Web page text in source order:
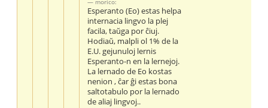
morico:
Esperanto (Eo) estas helpa
internacia lingvo la plej
facila, taŭga por ĉiuj.
Hodiaŭ, malpli ol 1% de la
E.U. gejunuloj lernis
Esperanto-n en la lernejoj.
La lernado de Eo kostas
nenion , ĉar ĝi estas bona
saltotabulo por la lernado
de aliaj lingvoj..